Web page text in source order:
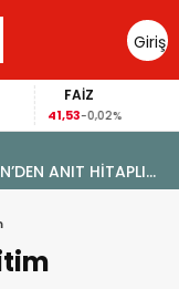
Giriş
Yap
FAİZ
41,53-0,02%
ANIT HİTAPLI